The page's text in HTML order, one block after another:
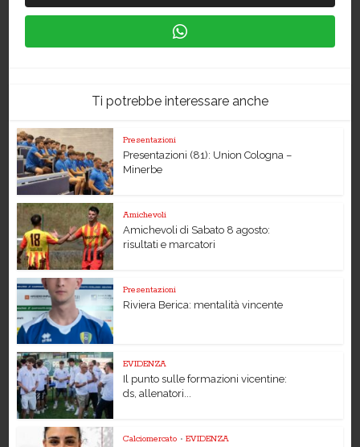
Ti potrebbe interessare anche
Presentazioni
Presentazioni (81): Union Cologna –
Minerbe
Amichevoli
Amichevoli di Sabato 8 agosto:
risultati e marcatori
Presentazioni
Riviera Berica: mentalità vincente
EVIDENZA
Il punto sulle formazioni vicentine:
ds, allenatori...
Calciomercato • EVIDENZA